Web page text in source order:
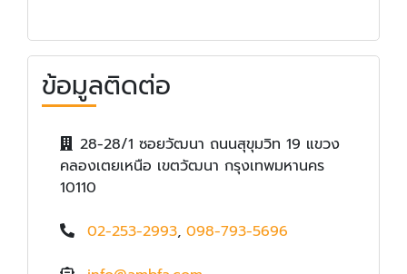
ข้อมูลติดต่อ
28-28/1 ซอยวัฒนา ถนนสุขุมวิท 19 แขวง
คลองเตยเหนือ เขตวัฒนา กรุงเทพมหานคร
10110
02-253-2993, 098-793-5696